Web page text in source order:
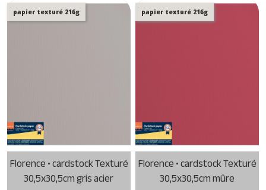
papier texturé 216g
Florence • cardstock Texturé
30,5x30,5cm gris acier
papier texturé 216g
Florence • cardstock Texturé
30,5x30,5cm mûre